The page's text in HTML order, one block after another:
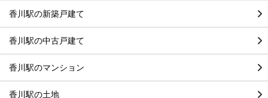
香川駅の新築戸建て
香川駅の中古戸建て
香川駅のマンション
香川駅の土地